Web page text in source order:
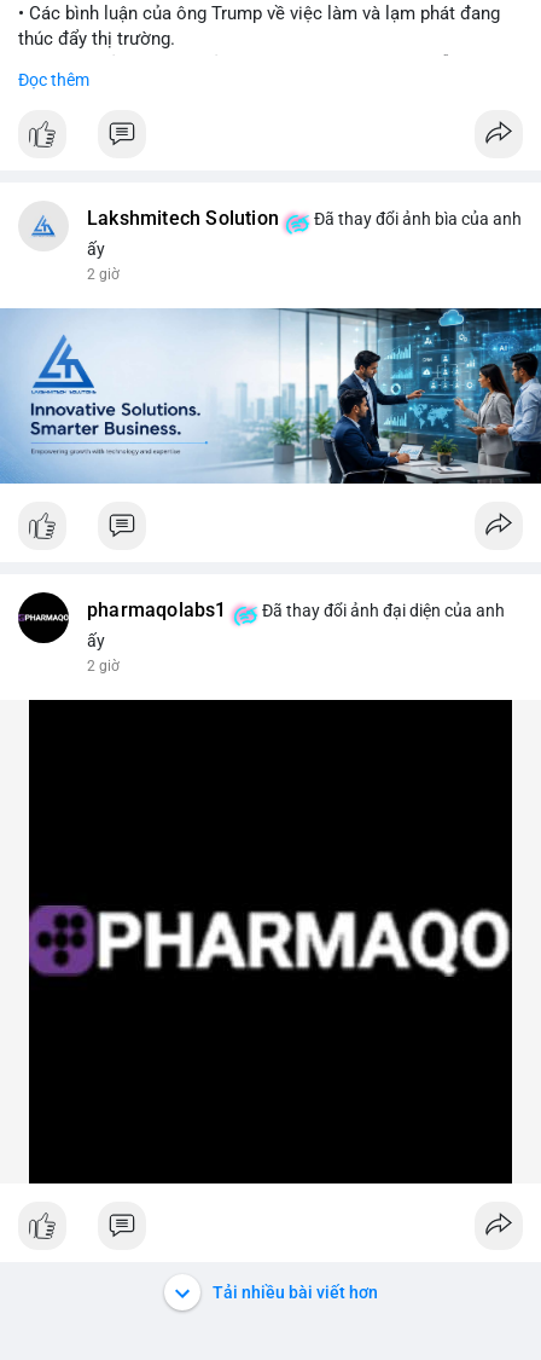
• Các bình luận của ông Trump về việc làm và lạm phát đang
thúc đẩy thị trường.
tăng của tài sản rủi ro.
phiếu kho bạc và chỉ số USD có giảm hay không.
$btc
📰 Nguồn: CoinDesk
Đọc thêm
Lakshmitech Solution
Đã thay đổi ảnh bìa của anh
ấy
2 giờ
pharmaqolabs1
Đã thay đổi ảnh đại diện của anh
ấy
2 giờ
Tải nhiều bài viết hơn